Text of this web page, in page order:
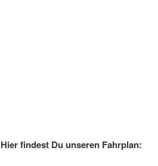
findest Du unseren Fahrplan: